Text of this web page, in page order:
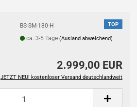
TOP
BS-SM-180-H
ca. 3-5 Tage (Ausland abweichend)
2.999,00 EUR
JETZT NEU! kostenloser Versand deutschlandweit